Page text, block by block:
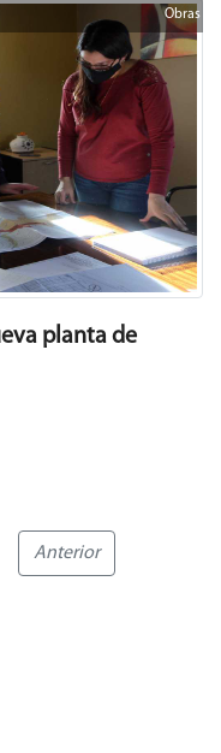
Obras
planta de
Anterior